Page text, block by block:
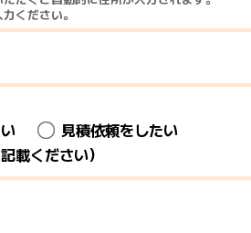
ください。
見積依頼をしたい
載ください）